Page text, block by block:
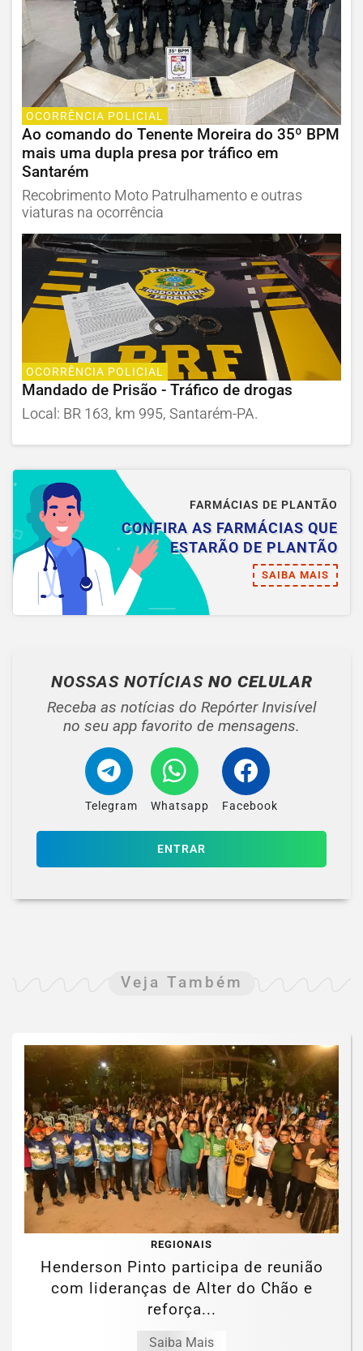
OCORRÊNCIA POLICIAL
Ao comando do Tenente Moreira do 35º BPM
mais uma dupla presa por tráfico em
Santarém
Recobrimento Moto Patrulhamento e outras
viaturas na ocorrência
OCORRÊNCIA POLICIAL
Mandado de Prisão - Tráfico de drogas
Local: BR 163, km 995, Santarém-PA.
FARMÁCIAS DE PLANTÃO
CONFIRA AS FARMÁCIAS QUE
ESTARÃO DE PLANTÃO
SAIBA MAIS
NOSSAS NOTÍCIAS NO CELULAR
Receba as notícias do Repórter Invisível
no seu app favorito de mensagens.
Telegram Whatsapp Facebook
ENTRAR
Veja Também
REGIONAIS
Henderson Pinto participa de reunião
com lideranças de Alter do Chão e
reforça...
Saiba Mais